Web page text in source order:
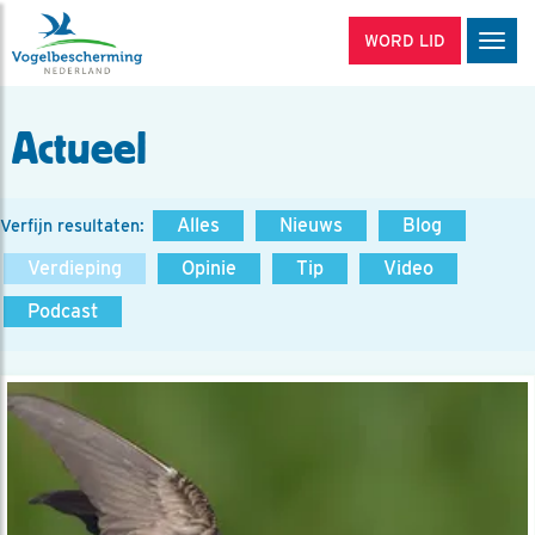
WORD LID
Actueel
Verfijn resultaten: Alles Nieuws
Blog
Verdieping
Opinie Tip
Video
Podcast